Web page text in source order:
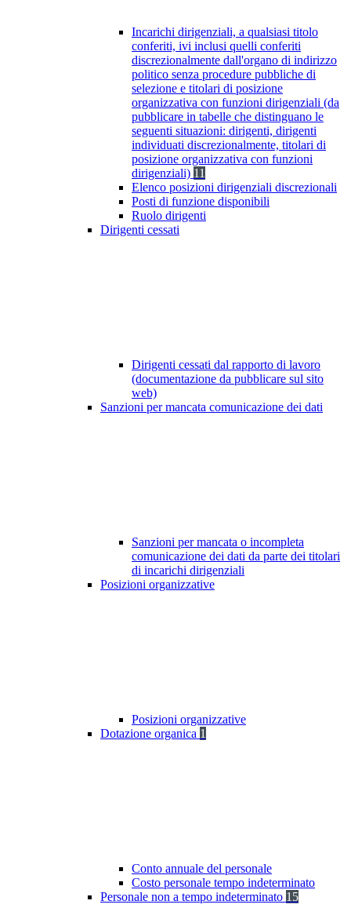
Incarichi dirigenziali, a qualsiasi titolo
conferiti, ivi inclusi quelli conferiti
discrezionalmente dall'organo di indirizzo
politico senza procedure pubbliche di
selezione e titolari di posizione
organizzativa con funzioni dirigenziali (da
pubblicare in tabelle che distinguano le
seguenti situazioni: dirigenti, dirigenti
individuati discrezionalmente, titolari di
posizione organizzativa con funzioni
dirigenziali) 11
Elenco posizioni dirigenziali discrezionali
Posti di funzione disponibili
Ruolo dirigenti
Dirigenti cessati
Dirigenti cessati dal rapporto di lavoro
(documentazione da pubblicare sul sito
web)
Sanzioni per mancata comunicazione dei dati
Sanzioni per mancata o incompleta
comunicazione dei dati da parte dei titolari
di incarichi dirigenziali
Posizioni organizzative
Posizioni organizzative
Dotazione organica 1
Conto annuale del personale
Costo personale tempo indeterminato
Personale non a tempo indeterminato 15